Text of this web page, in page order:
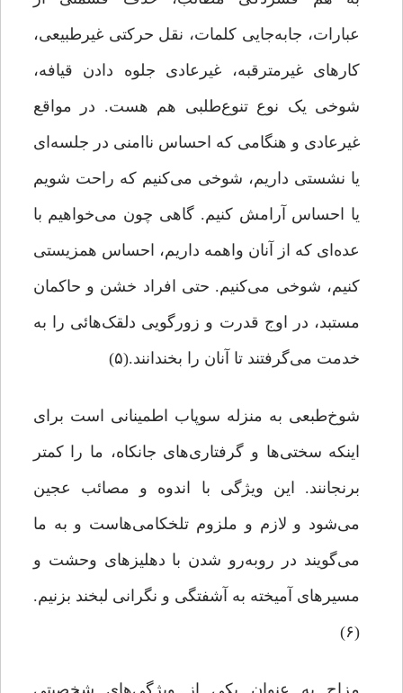
عبارات، جابه‌جایی کلمات، نقل حرکتی غیرطبیعی،
کارهای غیرمترقبه، غیرعادی جلوه دادن قیافه،
شوخی یک نوع تنوع‌طلبی هم هست. در مواقع
غیرعادی و هنگامی که احساس ناامنی در جلسه‌ای
یا نشستی داریم، شوخی می‌کنیم که راحت شویم
یا احساس آرامش کنیم. گاهی چون می‌خواهیم با
عده‌ای که از آنان واهمه داریم، احساس همزیستی
کنیم، شوخی می‌کنیم. حتی افراد خشن و حاکمان
مستبد، در اوج قدرت و زورگویی دلقک‌هائی را به
خدمت می‌گرفتند تا آنان را بخندانند.(۵)
شوخ‌طبعی به منزله‌ سوپاب اطمینانی است برای
اینکه سختی‌ها و گرفتاری‌های جانکاه، ما را کمتر
برنجانند. این ویژگی با اندوه و مصائب عجین
می‌شود و لازم و ملزوم تلخکامی‌هاست و به ما
می‌گویند در روبه‌رو شدن با دهلیزهای وحشت و
مسیرهای آمیخته به آشفتگی و نگرانی لبخند بزنیم.
(۶)